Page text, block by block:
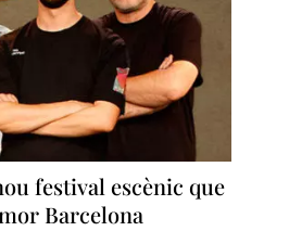
festival escènic que
Barcelona